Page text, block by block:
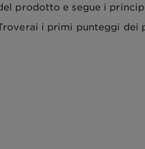
prodotto e segue i
i primi punteggi dei